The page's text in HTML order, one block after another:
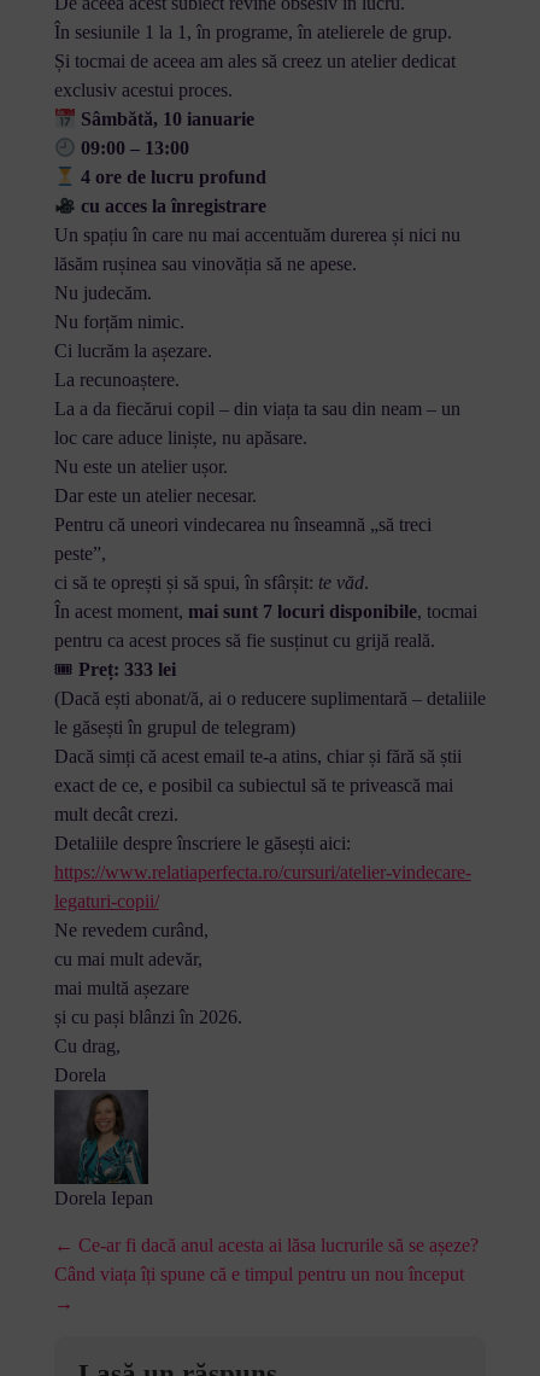
În sesiunile 1 la 1, în programe, în atelierele de grup.
Și tocmai de aceea am ales să creez un atelier dedicat
exclusiv acestui proces.
Sâmbătă, 10 ianuarie
09:00 – 13:00
4 ore de lucru profund
cu acces la înregistrare
Un spațiu în care nu mai accentuăm durerea și nici nu
lăsăm rușinea sau vinovăția să ne apese.
Nu judecăm.
Nu forțăm nimic.
Ci lucrăm la așezare.
La recunoaștere.
La a da fiecărui copil – din viața ta sau din neam – un
loc care aduce liniște, nu apăsare.
Nu este un atelier ușor.
Dar este un atelier necesar.
Pentru că uneori vindecarea nu înseamnă „să treci
peste”,
ci să te oprești și să spui, în sfârșit: te văd.
În acest moment, mai sunt 7 locuri disponibile, tocmai
pentru ca acest proces să fie susținut cu grijă reală.
🎟 Preț: 333 lei
(Dacă ești abonat/ă, ai o reducere suplimentară – detaliile
le găsești în grupul de telegram)
Dacă simți că acest email te-a atins, chiar și fără să știi
exact de ce, e posibil ca subiectul să te privească mai
mult decât crezi.
Detaliile despre înscriere le găsești aici:
https://www.relatiaperfecta.ro/cursuri/atelier-vindecare-
legaturi-copii/
Ne revedem curând,
cu mai mult adevăr,
mai multă așezare
și cu pași blânzi în 2026.
Cu drag,
Dorela
Dorela Iepan
← Ce-ar fi dacă anul acesta ai lăsa lucrurile să se așeze?
Când viața îți spune că e timpul pentru un nou început
→